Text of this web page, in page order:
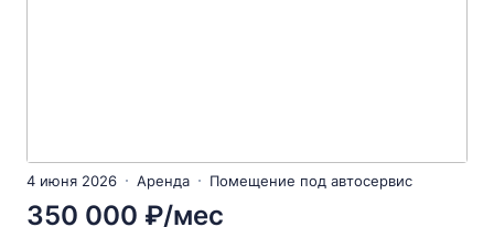
4 июня 2026 Аренда Помещение под автосервис
350 000 ₽/мес